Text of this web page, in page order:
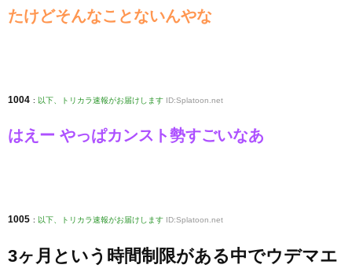
たけどそんなことないんやな
1004 : 以下、トリカラ速報がお届けします ID:Splatoon.net
はえー やっぱカンスト勢すごいなあ
1005 : 以下、トリカラ速報がお届けします ID:Splatoon.net
3ヶ月という時間制限がある中でウデマエ